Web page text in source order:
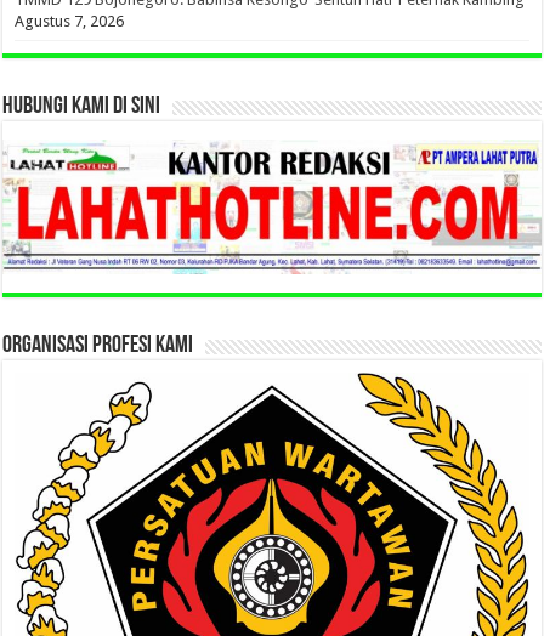
Agustus 7, 2026
HUBUNGI KAMI DI SINI
ORGANISASI PROFESI KAMI